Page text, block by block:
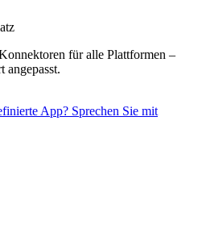
für alle Plattformen –
angepasst.
App? Sprechen Sie mit